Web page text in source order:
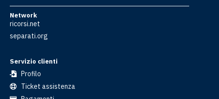
Network
ricorsi.net
separati.org
Servizio clienti
Profilo
Ticket assistenza